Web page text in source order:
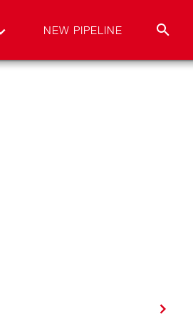
NEW PIPELINE